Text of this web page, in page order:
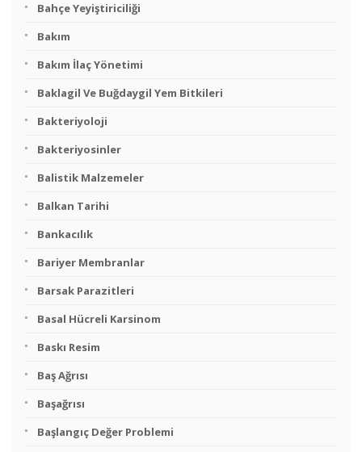
Bahçe Yeyiştiriciliği
Bakım
Bakım İlaç Yönetimi
Baklagil Ve Buğdaygil Yem Bitkileri
Bakteriyoloji
Bakteriyosinler
Balistik Malzemeler
Balkan Tarihi
Bankacılık
Bariyer Membranlar
Barsak Parazitleri
Basal Hücreli Karsinom
Baskı Resim
Baş Ağrısı
Başağrısı
Başlangıç Değer Problemi